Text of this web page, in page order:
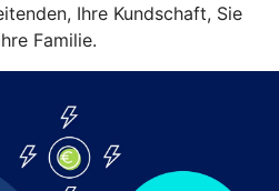
Ihre Kundschaft, Sie
Familie.